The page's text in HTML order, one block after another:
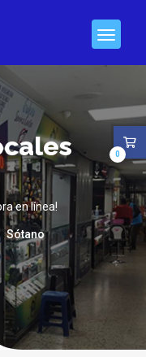
en línea!
Sótano
0